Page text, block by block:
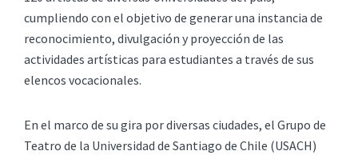
cumpliendo con el objetivo de generar una instancia de
reconocimiento, divulgación y proyección de las
actividades artísticas para estudiantes a través de sus
elencos vocacionales.
En el marco de su gira por diversas ciudades, el Grupo de
Teatro de la Universidad de Santiago de Chile (USACH)